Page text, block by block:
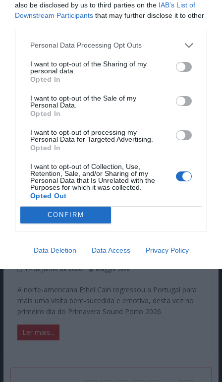
also be disclosed by us to third parties on the IAB’s List of
Downstream Participants that may further disclose it to other
Personal Data Processing Opt Outs
I want to opt-out of the Sharing of my
personal data.
Opted In
I want to opt-out of the Sale of my
Personal Data.
Opted In
I want to opt-out of processing my
Personal Data for Targeted Advertising.
Opted In
I want to opt-out of Collection, Use,
Retention, Sale, and/or Sharing of my
Personal Data that Is Unrelated with the
Purposes for which it was collected.
Opted Out
CONFIRM
Data Deletion Data Access Privacy Policy
©Hugo Lima/ Primavera Sound Porto 2026
Primavera Sound Porto 2026: A
estreia emotiva de Ethel Cain no
Parque da Cidade
14 de Junho de 2026 Maggie Silva
A norte-americana Ethel Cain regressou a Portugal para
mais uma visita bem-sucedida e emotiva, desta vez no
primeiro dia do Primavera Sound Porto 2026.
Ler mais...